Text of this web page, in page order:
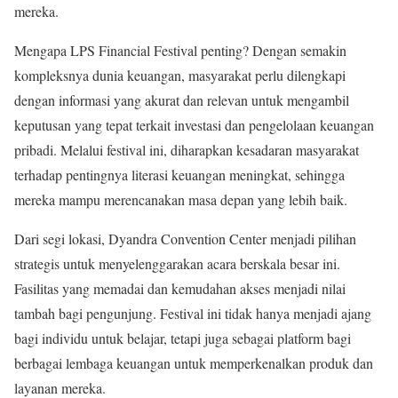
mereka.
Mengapa LPS Financial Festival penting? Dengan semakin
kompleksnya dunia keuangan, masyarakat perlu dilengkapi
dengan informasi yang akurat dan relevan untuk mengambil
keputusan yang tepat terkait investasi dan pengelolaan keuangan
pribadi. Melalui festival ini, diharapkan kesadaran masyarakat
terhadap pentingnya literasi keuangan meningkat, sehingga
mereka mampu merencanakan masa depan yang lebih baik.
Dari segi lokasi, Dyandra Convention Center menjadi pilihan
strategis untuk menyelenggarakan acara berskala besar ini.
Fasilitas yang memadai dan kemudahan akses menjadi nilai
tambah bagi pengunjung. Festival ini tidak hanya menjadi ajang
bagi individu untuk belajar, tetapi juga sebagai platform bagi
berbagai lembaga keuangan untuk memperkenalkan produk dan
layanan mereka.